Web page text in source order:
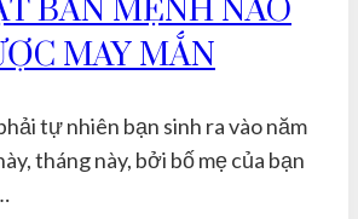
BẢN
MỆNH
NÀO
ĐỂ
ĐƯỢC
MAY
BẢN MỆNH NÀO
MAY MẮN
tự nhiên bạn sinh ra vào năm
tháng này, bởi bố mẹ của bạn